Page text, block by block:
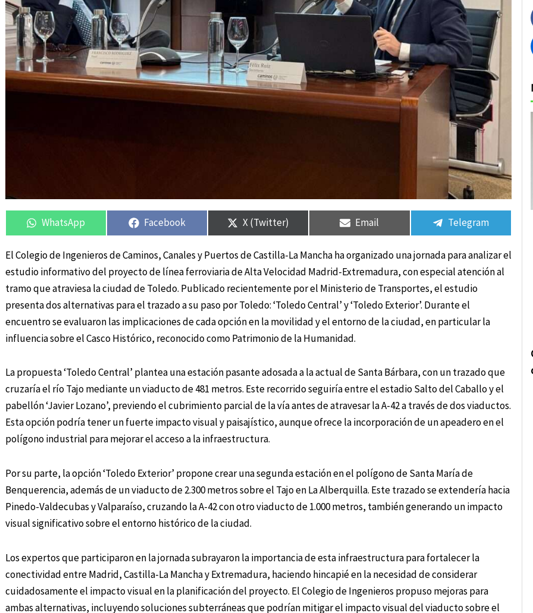
Compartir
en
WhatsApp
Compartir
en
Facebook
Compartir
en
X (Twitter)
Compartir
en
Email
Compartir
en
Telegram
El Colegio de Ingenieros de Caminos, Canales y Puertos de Castilla-La Mancha ha organizado una jornada para analizar el
estudio informativo del proyecto de línea ferroviaria de Alta Velocidad Madrid-Extremadura, con especial atención al
tramo que atraviesa la ciudad de Toledo. Publicado recientemente por el Ministerio de Transportes, el estudio
presenta dos alternativas para el trazado a su paso por Toledo: ‘Toledo Central’ y ‘Toledo Exterior’. Durante el
encuentro se evaluaron las implicaciones de cada opción en la movilidad y el entorno de la ciudad, en particular la
influencia sobre el Casco Histórico, reconocido como Patrimonio de la Humanidad.
La propuesta ‘Toledo Central’ plantea una estación pasante adosada a la actual de Santa Bárbara, con un trazado que
cruzaría el río Tajo mediante un viaducto de 481 metros. Este recorrido seguiría entre el estadio Salto del Caballo y el
pabellón ‘Javier Lozano’, previendo el cubrimiento parcial de la vía antes de atravesar la A-42 a través de dos viaductos.
Esta opción podría tener un fuerte impacto visual y paisajístico, aunque ofrece la incorporación de un apeadero en el
polígono industrial para mejorar el acceso a la infraestructura.
Por su parte, la opción ‘Toledo Exterior’ propone crear una segunda estación en el polígono de Santa María de
Benquerencia, además de un viaducto de 2.300 metros sobre el Tajo en La Alberquilla. Este trazado se extendería hacia
Pinedo-Valdecubas y Valparaíso, cruzando la A-42 con otro viaducto de 1.000 metros, también generando un impacto
visual significativo sobre el entorno histórico de la ciudad.
Los expertos que participaron en la jornada subrayaron la importancia de esta infraestructura para fortalecer la
conectividad entre Madrid, Castilla-La Mancha y Extremadura, haciendo hincapié en la necesidad de considerar
cuidadosamente el impacto visual en la planificación del proyecto. El Colegio de Ingenieros propuso mejoras para
ambas alternativas, incluyendo soluciones subterráneas que podrían mitigar el impacto visual del viaducto sobre el
Compartir
en
Compartir
en
Compartir
en
Compartir
en
Compartir
en